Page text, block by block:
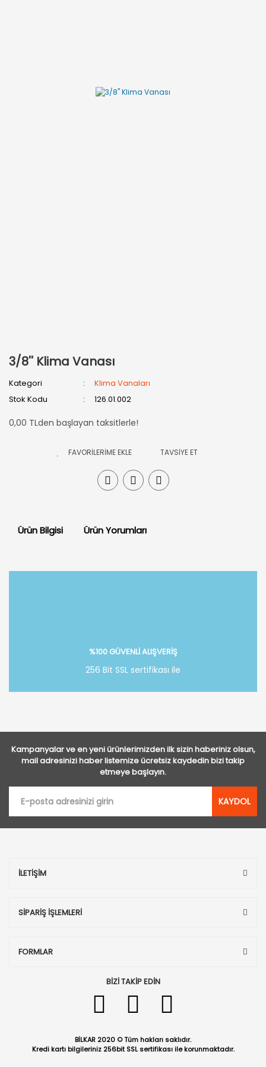
3/8'' Klima Vanası
Kategori
Klima Vanaları
Stok Kodu
126.01.002
0,00 TLden başlayan taksitlerle!
TAVSİYE ET
Ürün Bilgisi Ürün Yorumları
%100 GÜVENLİ ALIŞVERİŞ
256 Bit SSL sertifikası ile
Kampanyalar ve en yeni ürünlerimizden ilk sizin haberiniz olsun,
mail adresinizi haber listemize ücretsiz kaydedin bizi takip
etmeye başlayın.
KAYDOL
İLETİŞİM
SİPARİŞ İŞLEMLERİ
FORMLAR
BİZİ TAKİP EDİN
BİLKAR 2020 © Tüm hakları saklıdır.
Kredi kartı bilgileriniz 256bit SSL sertifikası ile korunmaktadır.